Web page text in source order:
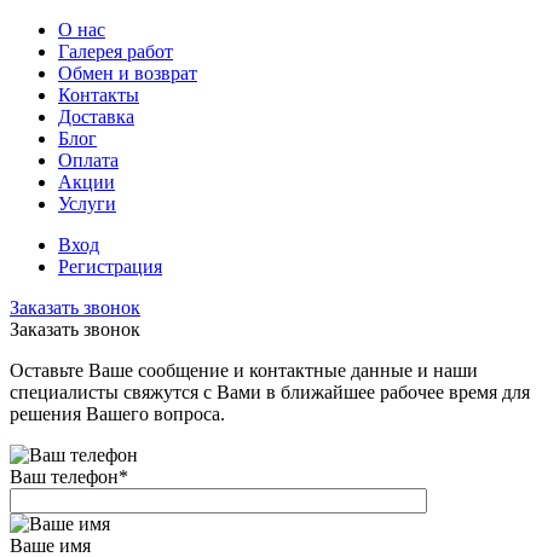
О нас
Галерея работ
Обмен и возврат
Контакты
Доставка
Блог
Оплата
Акции
Услуги
Вход
Регистрация
Заказать звонок
Заказать звонок
Оставьте Ваше сообщение и контактные данные и наши
специалисты свяжутся с Вами в ближайшее рабочее время для
решения Вашего вопроса.
Ваш телефон*
Ваше имя